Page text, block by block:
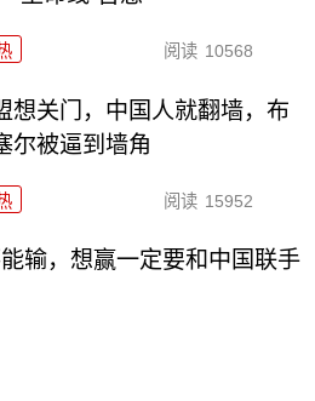
阅读 10568
想关门，中国人就翻墙，布
尔被逼到墙角
阅读 15952
输，想赢一定要和中国联手